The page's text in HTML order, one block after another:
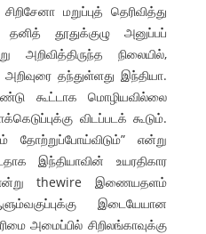
மறுப்புத் தெரிவித்து
தனித் தூதுக்குழு அனுப்பப்
நிலையில்,
அறிவுரை தந்துள்ளது இந்தியா.
கூட்டாக மொழியவில்லை
விடப்படக் கூடும்.
தோற்றுப்போய்விடும்” என்று
இந்தியாவின் உயரதிகார
thewire இணையதளம்
இடையேயான
அமைப்பில் சிறிலங்காவுக்கு